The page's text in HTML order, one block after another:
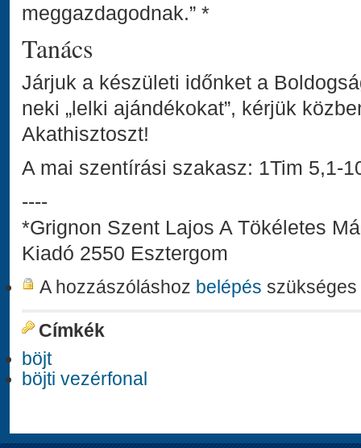
meggazdagodnak.” *
Tanács
Járjuk a készületi időnket a
neki „lelki ajándékokat”, kérjük
Akathisztoszt!
A mai szentírási szakasz: 1Tim 5,1-
----
*Grignon Szent Lajos A Tökéletes
Kiadó 2550 Esztergom
A hozzászóláshoz belépés szükséges
Címkék
böjt
böjti vezérfonal